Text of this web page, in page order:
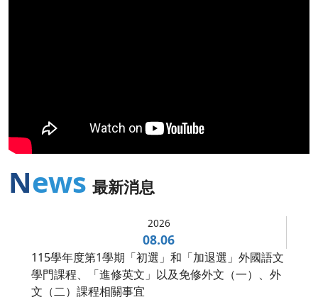
News 最新消息
2026
08.06
115學年度第1學期「初選」和「加退選」外國語文
學門課程、「進修英文」以及免修外文（一）、外
文（二）課程相關事宜